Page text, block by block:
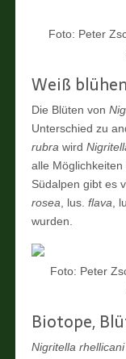
Foto: Peter
Weiß
Die Blüten von
Unterschied zu
rubra wird
alle
Südalpen gibt es
rosea, lus.flava,
wurden.
Foto: Peter
Biotope,
Nigritella rhellicani